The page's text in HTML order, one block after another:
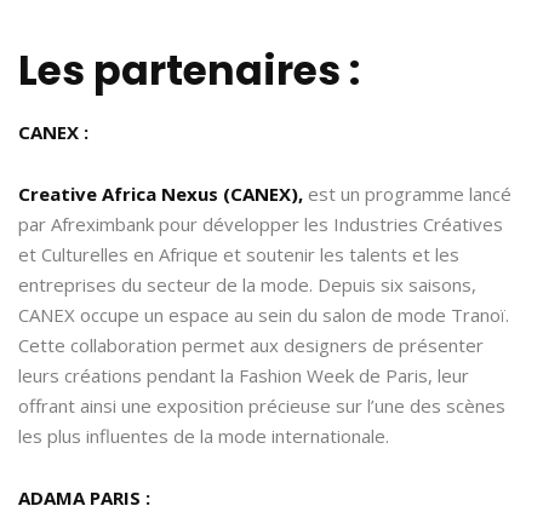
Les partenaires :
CANEX :
Creative Africa Nexus (CANEX), est un programme lancé
par Afreximbank pour développer les Industries Créatives
et Culturelles en Afrique et soutenir les talents et les
entreprises du secteur de la mode. Depuis six saisons,
CANEX occupe un espace au sein du salon de mode Tranoï.
Cette collaboration permet aux designers de présenter
leurs créations pendant la Fashion Week de Paris, leur
offrant ainsi une exposition précieuse sur l’une des scènes
les plus influentes de la mode internationale.
ADAMA PARIS :